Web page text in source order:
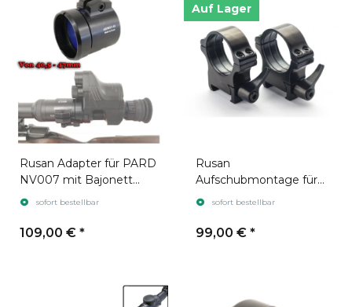
Rusan Adapter für PARD
NV007 mit Bajonett
Aufnahme
sofort bestellbar
109,00 € *
Auf Lager
Rusan
Aufschubmontage für
Weaver, Quick Release,
sofort bestellbar
99,00 € *